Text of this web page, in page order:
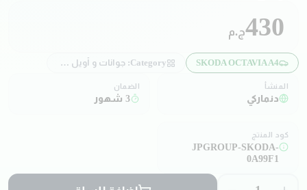
430ج.م
SKODA OCTAVIA A4
Category: جوانات و أويل سيل
المنشأ
دنماركي
الضمان
3 شهور
كود المنتج
JPGROUP-SKODA-
0A99F1